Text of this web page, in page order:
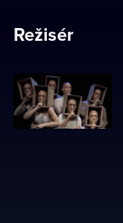
Režisér